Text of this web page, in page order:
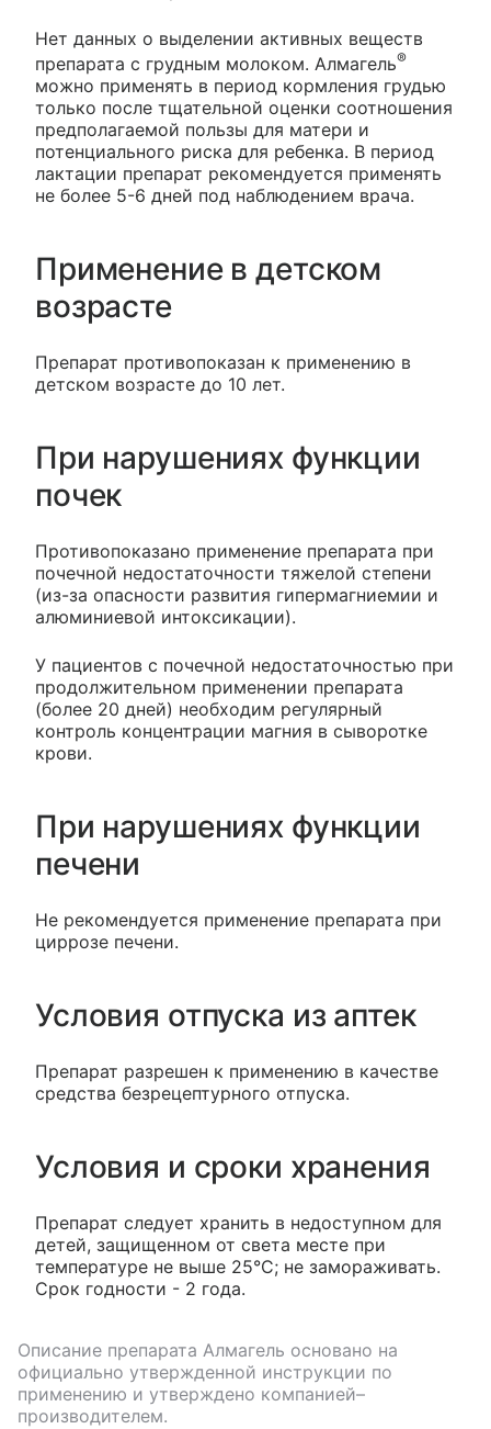
Нет данных о выделении активных веществ
препарата с грудным молоком. Алмагель®
можно применять в период кормления грудью
только после тщательной оценки соотношения
предполагаемой пользы для матери и
потенциального риска для ребенка. В период
лактации препарат рекомендуется применять
не более 5-6 дней под наблюдением врача.
Применение в детском
возрасте
Препарат противопоказан к применению в
детском возрасте до 10 лет.
При нарушениях функции
почек
Противопоказано применение препарата при
почечной недостаточности тяжелой степени
(из-за опасности развития гипермагниемии и
алюминиевой интоксикации).
У пациентов с почечной недостаточностью при
продолжительном применении препарата
(более 20 дней) необходим регулярный
контроль концентрации магния в сыворотке
крови.
При нарушениях функции
печени
Не рекомендуется применение препарата при
циррозе печени.
Условия отпуска из аптек
Препарат разрешен к применению в качестве
средства безрецептурного отпуска.
Условия и сроки хранения
Препарат следует хранить в недоступном для
детей, защищенном от света месте при
температуре не выше 25°С; не замораживать.
Срок годности - 2 года.
Описание препарата Алмагель основано на
официально утвержденной инструкции по
применению и утверждено компанией–
производителем.